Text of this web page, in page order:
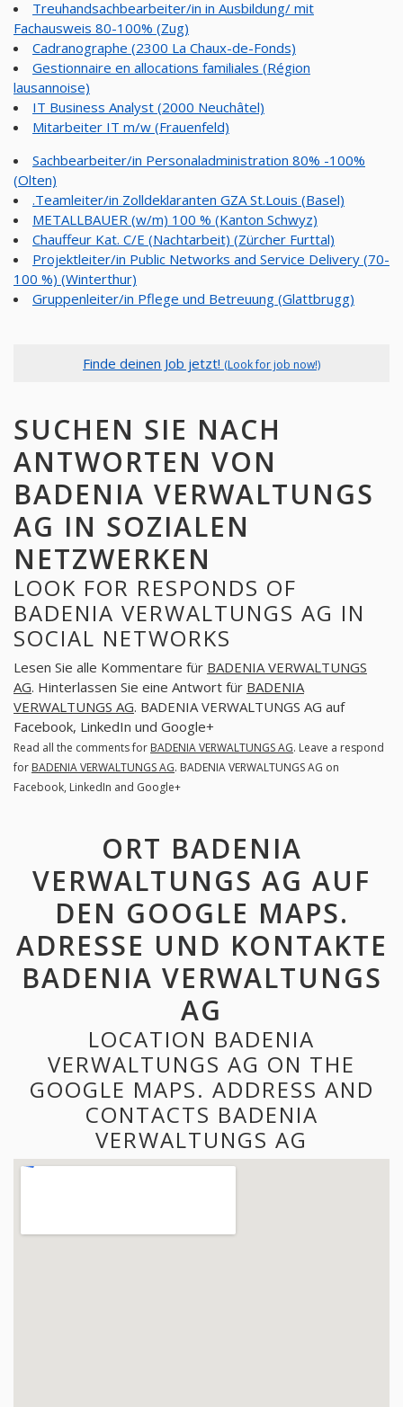
Treuhandsachbearbeiter/in in Ausbildung/ mit
Fachausweis 80-100% (Zug)
Cadranographe (2300 La Chaux-de-Fonds)
Gestionnaire en allocations familiales (Région
lausannoise)
IT Business Analyst (2000 Neuchâtel)
Mitarbeiter IT m/w (Frauenfeld)
Sachbearbeiter/in Personaladministration 80% -100%
(Olten)
.Teamleiter/in Zolldeklaranten GZA St.Louis (Basel)
METALLBAUER (w/m) 100 % (Kanton Schwyz)
Chauffeur Kat. C/E (Nachtarbeit) (Zürcher Furttal)
Projektleiter/in Public Networks and Service Delivery (70-
100 %) (Winterthur)
Gruppenleiter/in Pflege und Betreuung (Glattbrugg)
Finde deinen Job jetzt! (Look for job now!)
SUCHEN SIE NACH
ANTWORTEN VON
BADENIA VERWALTUNGS
AG IN SOZIALEN
NETZWERKEN
LOOK FOR RESPONDS OF
BADENIA VERWALTUNGS AG IN
SOCIAL NETWORKS
Lesen Sie alle Kommentare für BADENIA VERWALTUNGS
AG. Hinterlassen Sie eine Antwort für BADENIA
VERWALTUNGS AG. BADENIA VERWALTUNGS AG auf
Facebook, LinkedIn und Google+
Read all the comments for BADENIA VERWALTUNGS AG. Leave a respond
for BADENIA VERWALTUNGS AG. BADENIA VERWALTUNGS AG on
Facebook, LinkedIn and Google+
ORT BADENIA
VERWALTUNGS AG AUF
DEN GOOGLE MAPS.
ADRESSE UND KONTAKTE
BADENIA VERWALTUNGS
AG
LOCATION BADENIA
VERWALTUNGS AG ON THE
GOOGLE MAPS. ADDRESS AND
CONTACTS BADENIA
VERWALTUNGS AG